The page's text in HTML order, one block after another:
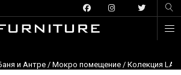
и Антре / Мокро помещение / Колекция